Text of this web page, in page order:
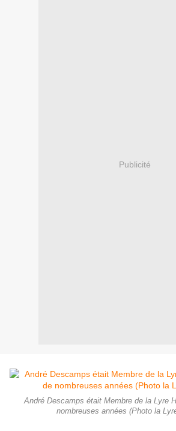
Publicité
André Descamps était Membre de la Lyre
nombreuses années (Photo la